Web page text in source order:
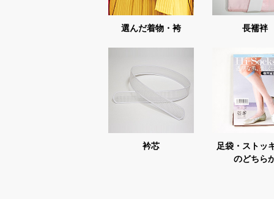
選んだ着物・袴 長襦袢
衿芯
足袋・ストッ
のどちら